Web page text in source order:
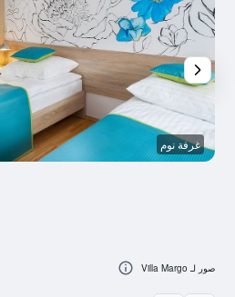
غرفة نوم
صور لـ Villa Margo